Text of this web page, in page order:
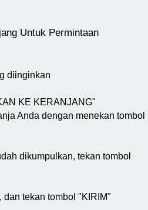
Untuk Permintaan
diinginkan
KE KERANJANG"
Anda dengan menekan tombol
dikumpulkan, tekan tombol
tekan tombol "KIRIM"